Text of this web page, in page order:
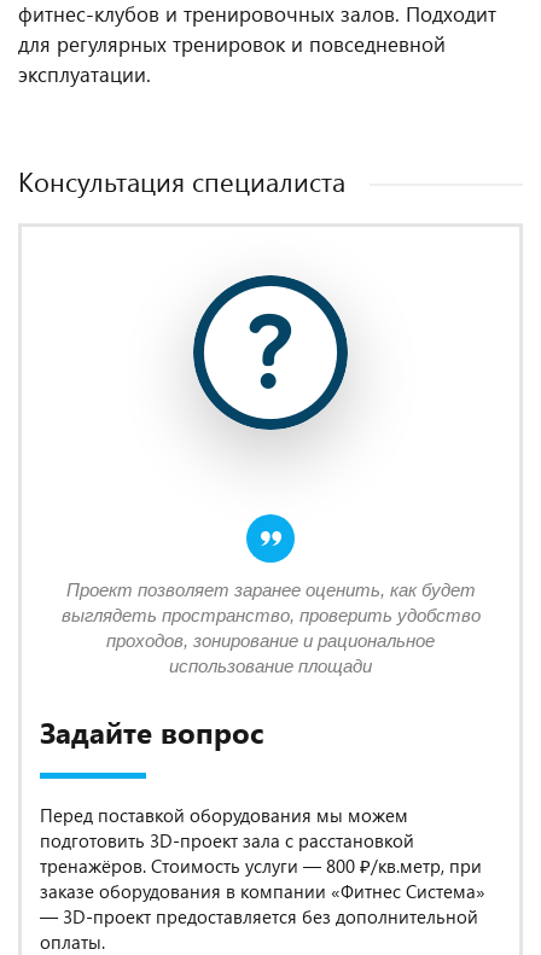
фитнес‑клубов и тренировочных залов. Подходит
для регулярных тренировок и повседневной
эксплуатации.
Консультация специалиста
Задайте вопрос
Перед поставкой оборудования мы можем
подготовить 3D-проект зала с расстановкой
тренажёров. Стоимость услуги — 800 ₽/кв.метр, при
заказе оборудования в компании «Фитнес Система»
— 3D-проект предоставляется без дополнительной
оплаты.
Проект позволяет заранее оценить, как будет
выглядеть пространство, проверить удобство
проходов, зонирование и рациональное
использование площади